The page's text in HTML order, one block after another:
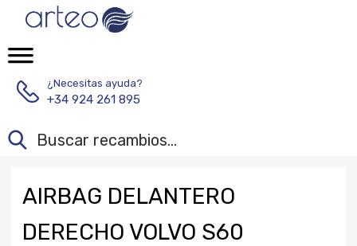
¿Necesitas ayuda?
+34 924 261 895
AIRBAG DELANTERO
DERECHO VOLVO S60